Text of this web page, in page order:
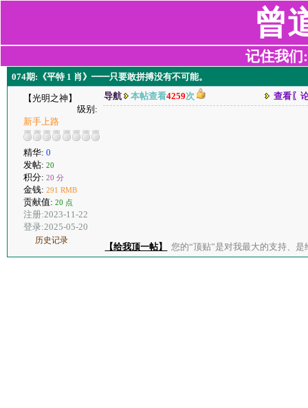
曾
记住我们
074期:《平特 1 肖》━━只要敢拼搏没有不可能。
【光明之神】
级别:
新手上路
精华: 0
发帖: 20
积分: 20 分
金钱: 291 RMB
贡献值: 20 点
注册:2023-11-22
登录:2025-05-20
历史记录
导航 本帖查看4259次 查看〖
【给我顶一帖】 您的“顶贴”是对我最大的支持、